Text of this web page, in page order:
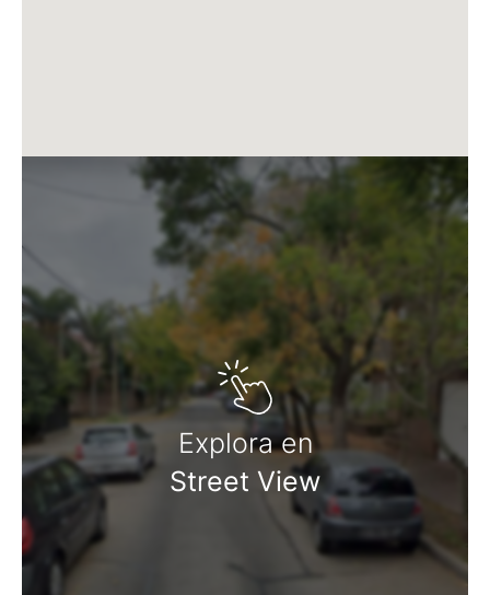
Matrícula CMCPSI N° 6886
Av. Libertador 4189 - La Lucila - Prov. de Bs. As.
Matrícula CUCICBA N° 8264
Av. Juramento 1775 - Belgrano - CABA
Explora en
Street View